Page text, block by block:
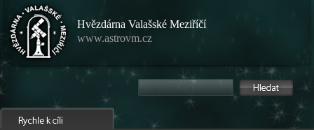
Hvězdárna Valašské Meziříčí
www.astrovm.cz